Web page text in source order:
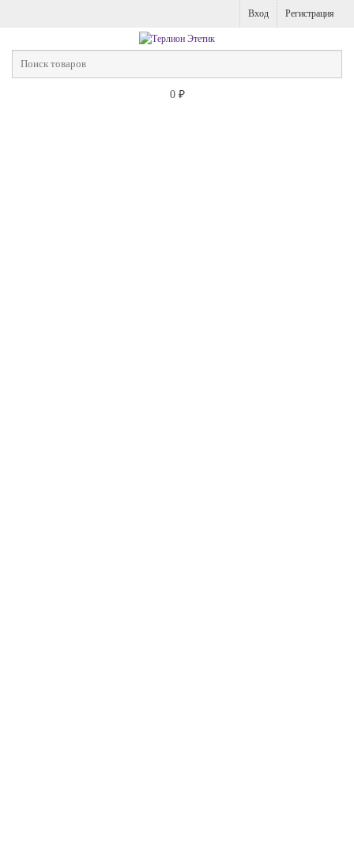
Вход Регистрация
0 ₽